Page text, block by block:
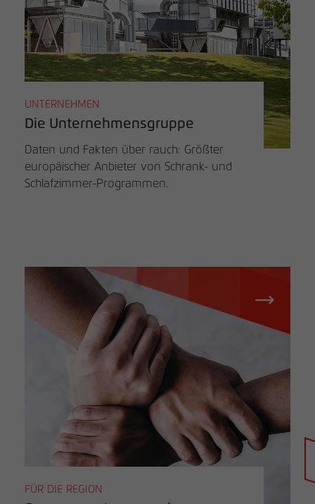
UNTERNEHMEN
Die Unternehmensgruppe
Daten und Fakten über rauch: Größter
europäischer Anbieter von Schrank- und
Schlafzimmer-Programmen.
FÜR DIE REGION